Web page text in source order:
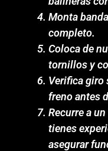
Monta
completo.
Coloca de
tornillos y
Verifica giro
freno antes
Recurre a
tienes
asegurar